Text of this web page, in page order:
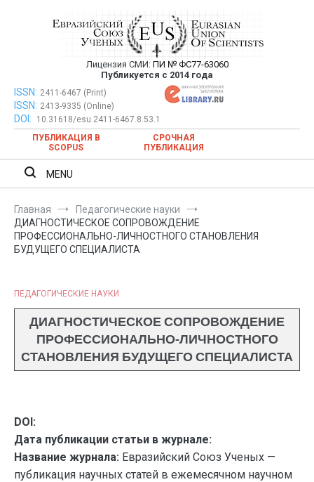
Евразийский Союз Ученых —
публикация научных статей в
ежемесячном научном журнале
Лицензия СМИ: ПИ № ФС77-63060
Публикуется с 2014 года
Евразийский Союз Ученых — публикация научных статей в
ежемесячном научном журнале
ISSN: 2411-6467 (Print)
ISSN: 2413-9335 (Online)
DOI:
10.31618/esu.2411-6467.8.53.1
ПУБЛИКАЦИЯ В
SCOPUS
СРОЧНАЯ
ПУБЛИКАЦИЯ
MENU
Главная
Педагогические науки
ДИАГНОСТИЧЕСКОЕ СОПРОВОЖДЕНИЕ
ПРОФЕССИОНАЛЬНО-ЛИЧНОСТНОГО СТАНОВЛЕНИЯ
БУДУЩЕГО СПЕЦИАЛИСТА
ПЕДАГОГИЧЕСКИЕ НАУКИ
ДИАГНОСТИЧЕСКОЕ СОПРОВОЖДЕНИЕ
ПРОФЕССИОНАЛЬНО-ЛИЧНОСТНОГО
СТАНОВЛЕНИЯ БУДУЩЕГО СПЕЦИАЛИСТА
DOI:
Дата публикации статьи в журнале:
Название журнала: Евразийский Союз Ученых —
публикация научных статей в ежемесячном научном